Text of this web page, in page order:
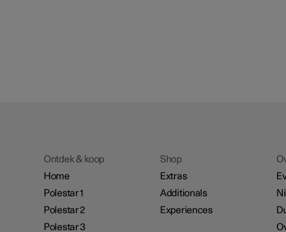
Ontdek & koop
Home
Polestar 1
Polestar 2
Polestar 3
Shop
Extras
Additionals
Experiences